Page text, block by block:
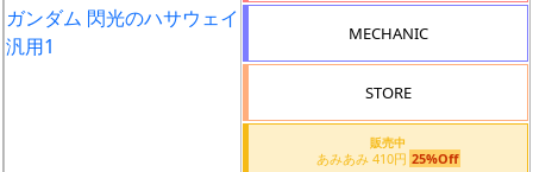
形
色
MECHANIC
STORE
販売中
あみあみ 410円 25%Off